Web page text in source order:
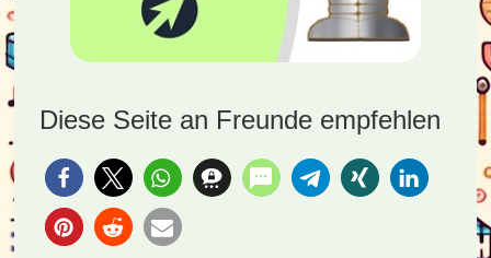
Diese Seite an Freunde empfehlen